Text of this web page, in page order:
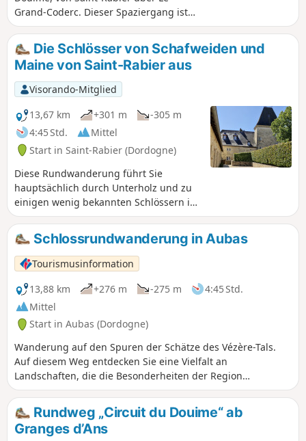
Grand-Coderc. Dieser Spaziergang ist
ein Konzentrat des Périgord Noir mit
seinen Trüffelplantagen,
Walnussbäumen, Schlössern, Bächen
und Teichen, und das alles mit einem
schönen Höhenunterschied.
Die Schlösser von Schafweiden und
Maine von Saint-Rabier aus
Visorando-Mitglied
13,67 km
+301 m
-305 m
4:45 Std.
Mittel
Start in Saint-Rabier (Dordogne)
Diese Rundwanderung führt Sie
hauptsächlich durch Unterholz und zu
einigen wenig bekannten Schlössern im
Périgord Noir: Saint-Rabier, Rastignac,
Schafweiden und Le-Maine. Ein
deutlicher Höhenunterschied führt Sie
vom Taravellou auf die Anhöhen von
Schafweiden. Der Rückweg führt über
eine sanftere Steigung durch das Dorf
La-Chapelle-Saint-Jean. Am Start und am
Ziel gibt es ein paar asphaltierte
Straßen, aber insgesamt gibt es viel
mehr Wege als Asphaltstraßen.
Schlossrundwanderung in Aubas
Tourismusinformation
13,88 km
+276 m -275 m
4:45 Std.
Mittel
Start in Aubas (Dordogne)
Wanderung auf den Spuren der Schätze des Vézère-Tals.
Auf diesem Weg entdecken Sie eine Vielfalt an
Landschaften, die die Besonderheiten der Region
widerspiegeln, und gelangen schließlich zu drei
Schlössern, die fächerförmig angeordnet sind. Diese
Wanderung kann in mehreren Etappen zurückgelegt
werden.
Rundweg „Circuit du Douime“ ab
Granges d’Ans